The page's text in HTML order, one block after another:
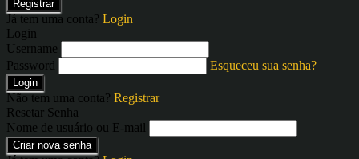
Registrar
Já tem uma conta? Login
Login
Username
Password
Esqueceu sua senha?
Login
Não tem uma conta? Registrar
Resetar Senha
Nome de usuário ou E-mail
Criar nova senha